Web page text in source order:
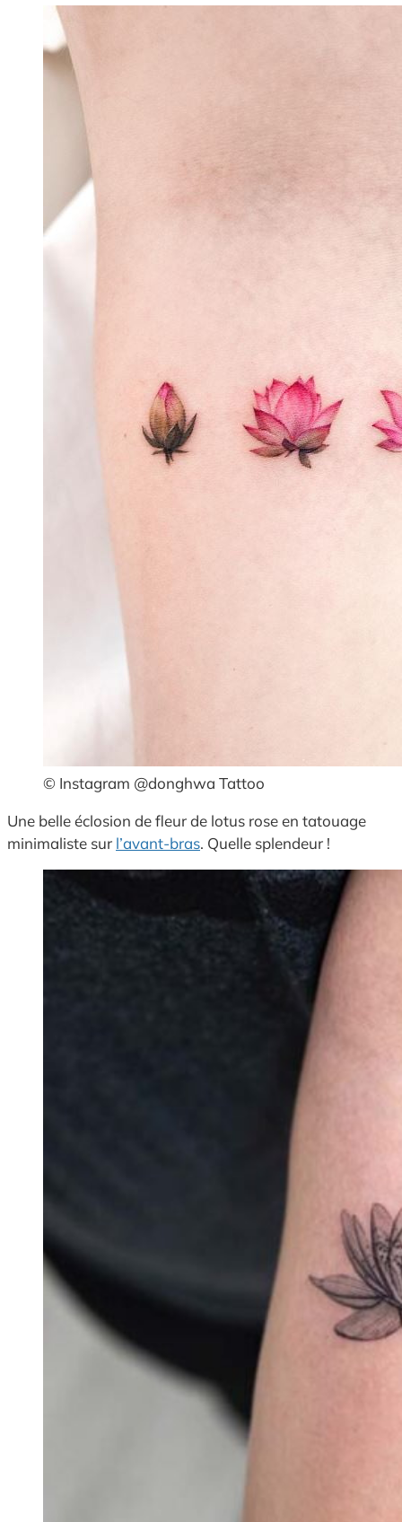
© Instagram @donghwa Tattoo
Une belle éclosion de fleur de lotus rose en tatouage
minimaliste sur l’avant-bras. Quelle splendeur !